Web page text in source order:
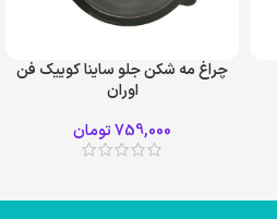
چراغ مه شکن جلو ساینا کوییک فن
اوران
759,000تومان